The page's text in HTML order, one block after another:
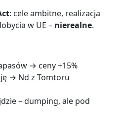
: cele ambitne, realizacja
w UE – nierealne.
→ ceny +15%
→ Nd z Tomtoru
– dumping, ale pod